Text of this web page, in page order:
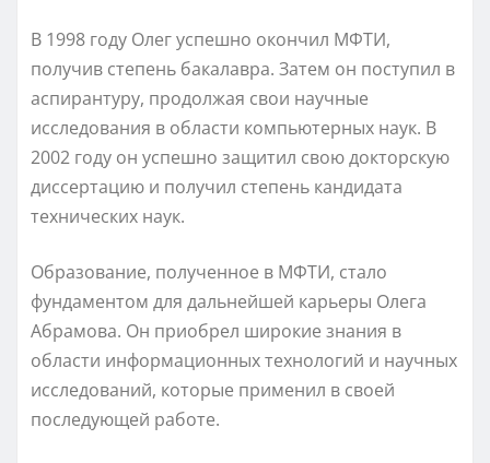
В 1998 году Олег успешно окончил МФТИ,
получив степень бакалавра. Затем он поступил в
аспирантуру, продолжая свои научные
исследования в области компьютерных наук. В
2002 году он успешно защитил свою докторскую
диссертацию и получил степень кандидата
технических наук.
Образование, полученное в МФТИ, стало
фундаментом для дальнейшей карьеры Олега
Абрамова. Он приобрел широкие знания в
области информационных технологий и научных
исследований, которые применил в своей
последующей работе.